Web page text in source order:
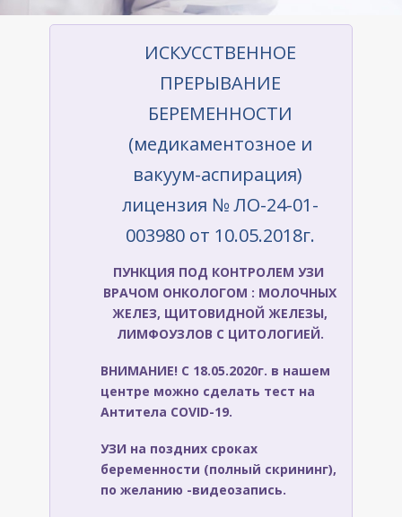
ИСКУССТВЕННОЕ
ПРЕРЫВАНИЕ
БЕРЕМЕННОСТИ
(медикаментозное и
вакуум-аспирация)
лицензия № ЛО-24-01-
003980 от 10.05.2018г.
ПУНКЦИЯ ПОД КОНТРОЛЕМ УЗИ
ВРАЧОМ ОНКОЛОГОМ : МОЛОЧНЫХ
ЖЕЛЕЗ, ЩИТОВИДНОЙ ЖЕЛЕЗЫ,
ЛИМФОУЗЛОВ С ЦИТОЛОГИЕЙ.
ВНИМАНИЕ! C 18.05.2020г. в нашем
центре можно сделать тест на
Антитела COVID-19.
УЗИ на поздних сроках
беременности (полный скрининг),
по желанию -видеозапись.